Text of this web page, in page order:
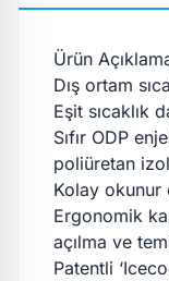
Ürün
Dış ortam
Eşit sıcaklık
Sıfır ODP
poliüretan
Kolay okunur
Ergonomik
açılma ve
Patentli